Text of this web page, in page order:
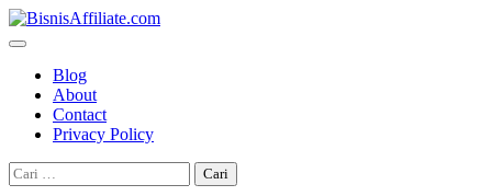
Skip
to
Blog
About
Contact
Privacy Policy
Cari
untuk: